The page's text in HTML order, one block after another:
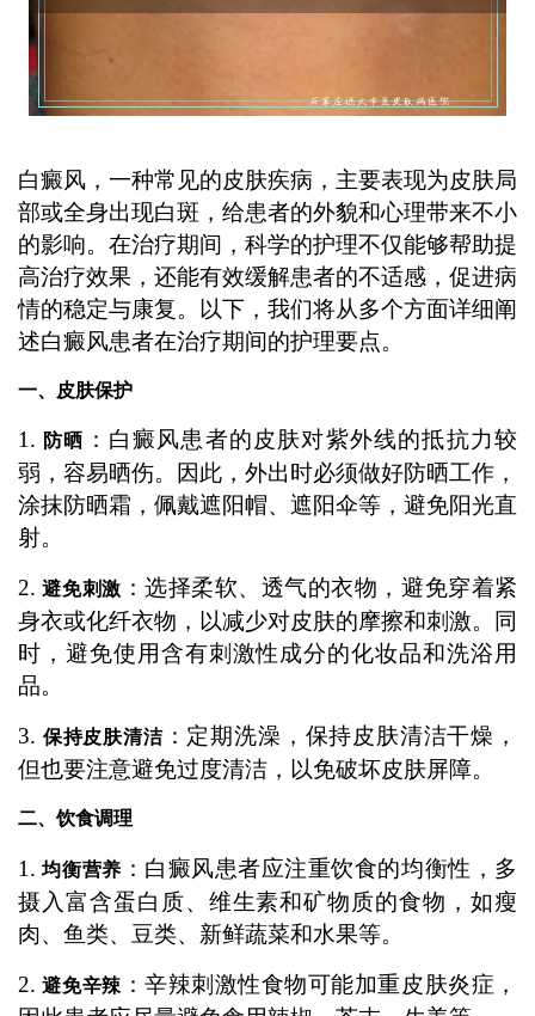
白癜风，一种常见的皮肤疾病，主要表现为皮肤局
部或全身出现白斑，给患者的外貌和心理带来不小
的影响。在治疗期间，科学的护理不仅能够帮助提
高治疗效果，还能有效缓解患者的不适感，促进病
情的稳定与康复。以下，我们将从多个方面详细阐
述白癜风患者在治疗期间的护理要点。
一、皮肤保护
1. 防晒 ：白癜风患者的皮肤对紫外线的抵抗力较
弱，容易晒伤。因此，外出时必须做好防晒工作，
涂抹防晒霜，佩戴遮阳帽、遮阳伞等，避免阳光直
射。
2.避免刺激 ：选择柔软、透气的衣物，避免穿着紧
身衣或化纤衣物，以减少对皮肤的摩擦和刺激。同
时，避免使用含有刺激性成分的化妆品和洗浴用
品。
3. 保持皮肤清洁：定期洗澡，保持皮肤清洁干燥，
但也要注意避免过度清洁，以免破坏皮肤屏障。
二、饮食调理
1.均衡营养 ：白癜风患者应注重饮食的均衡性，多
摄入富含蛋白质、维生素和矿物质的食物，如瘦
肉、鱼类、豆类、新鲜蔬菜和水果等。
2.避免辛辣 ：辛辣刺激性食物可能加重皮肤炎症，